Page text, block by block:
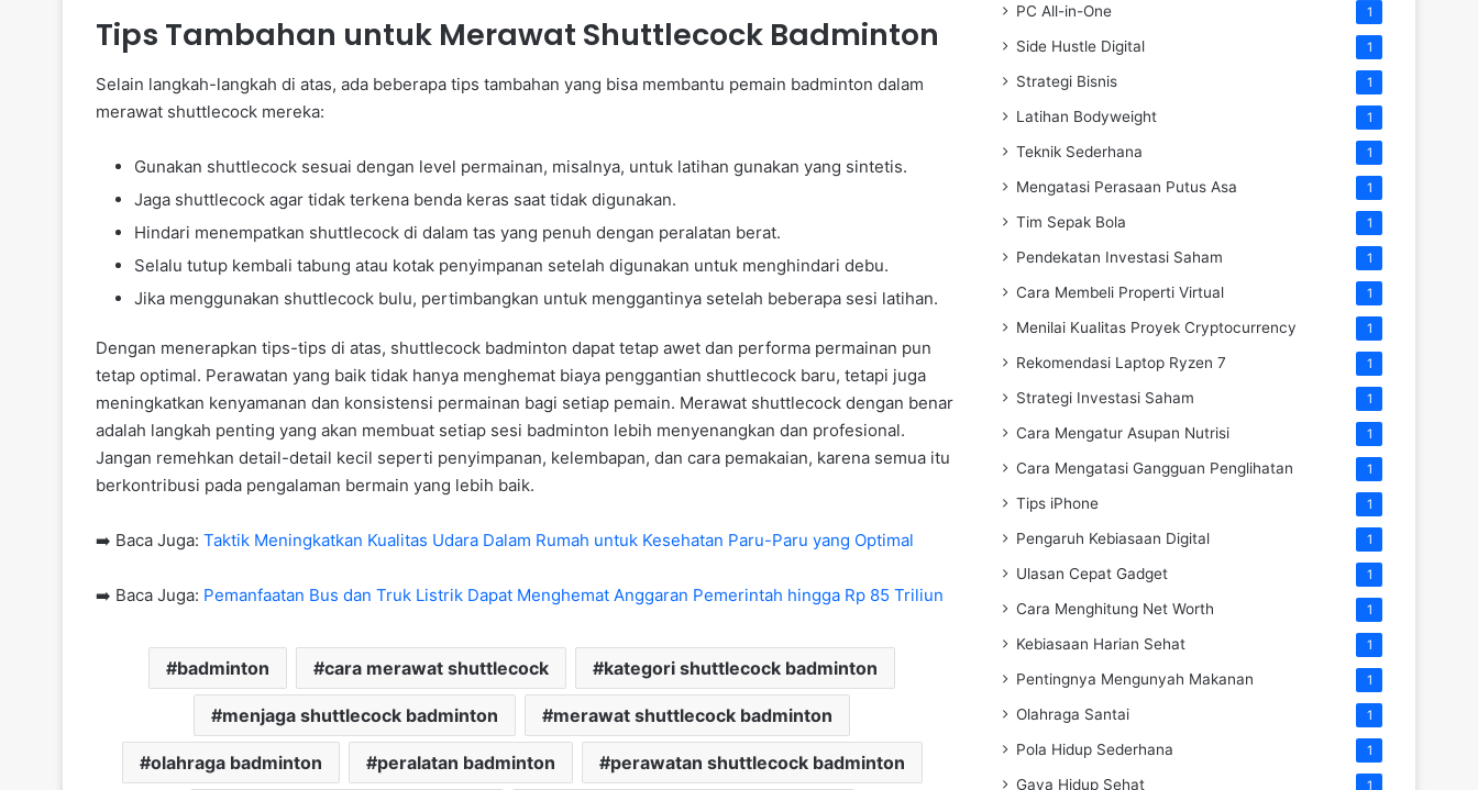
Tips Tambahan untuk Merawat Shuttlecock Badminton
Selain langkah-langkah di atas, ada beberapa tips tambahan yang bisa membantu pemain badminton dalam
merawat shuttlecock mereka:
Gunakan shuttlecock sesuai dengan level permainan, misalnya, untuk latihan gunakan yang sintetis.
Jaga shuttlecock agar tidak terkena benda keras saat tidak digunakan.
Hindari menempatkan shuttlecock di dalam tas yang penuh dengan peralatan berat.
Selalu tutup kembali tabung atau kotak penyimpanan setelah digunakan untuk menghindari debu.
Jika menggunakan shuttlecock bulu, pertimbangkan untuk menggantinya setelah beberapa sesi latihan.
Dengan menerapkan tips-tips di atas, shuttlecock badminton dapat tetap awet dan performa permainan pun
tetap optimal. Perawatan yang baik tidak hanya menghemat biaya penggantian shuttlecock baru, tetapi juga
meningkatkan kenyamanan dan konsistensi permainan bagi setiap pemain. Merawat shuttlecock dengan benar
adalah langkah penting yang akan membuat setiap sesi badminton lebih menyenangkan dan profesional.
Jangan remehkan detail-detail kecil seperti penyimpanan, kelembapan, dan cara pemakaian, karena semua itu
berkontribusi pada pengalaman bermain yang lebih baik.
➡️ Baca Juga: Taktik Meningkatkan Kualitas Udara Dalam Rumah untuk Kesehatan Paru-Paru yang Optimal
➡️ Baca Juga: Pemanfaatan Bus dan Truk Listrik Dapat Menghemat Anggaran Pemerintah hingga Rp 85 Triliun
badminton cara merawat shuttlecock kategori shuttlecock badminton
menjaga shuttlecock badminton merawat shuttlecock badminton
olahraga badminton peralatan badminton perawatan shuttlecock badminton
PC All-in-One 1
Side Hustle Digital 1
Strategi Bisnis 1
Latihan Bodyweight 1
Teknik Sederhana 1
Mengatasi Perasaan Putus Asa 1
Tim Sepak Bola 1
Pendekatan Investasi Saham 1
Cara Membeli Properti Virtual 1
Menilai Kualitas Proyek Cryptocurrency 1
Rekomendasi Laptop Ryzen 7 1
Strategi Investasi Saham 1
Cara Mengatur Asupan Nutrisi 1
Cara Mengatasi Gangguan Penglihatan 1
Tips iPhone 1
Pengaruh Kebiasaan Digital 1
Ulasan Cepat Gadget 1
Cara Menghitung Net Worth 1
Kebiasaan Harian Sehat 1
Pentingnya Mengunyah Makanan 1
Olahraga Santai 1
Pola Hidup Sederhana 1
Gaya Hidup Sehat 1